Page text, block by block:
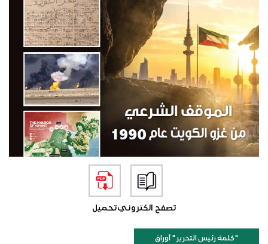
تصفح الكترونيتحميل
"كلمة رئيس التحرير " أوراق